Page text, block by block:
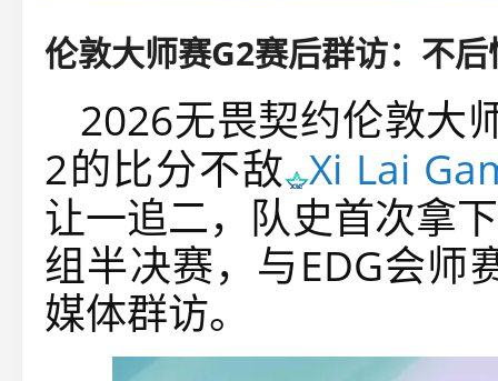
2026无畏契约伦敦大
2的比分不敌 Xi Lai
让一追二，队史首次拿
组半决赛，与EDG会师
媒体群访。